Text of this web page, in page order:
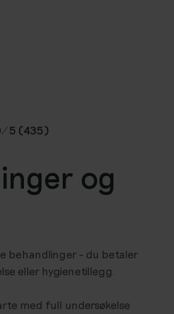
5 (435)
og
behandlinger - du betaler
eller hygienetillegg.
med full undersøkelse